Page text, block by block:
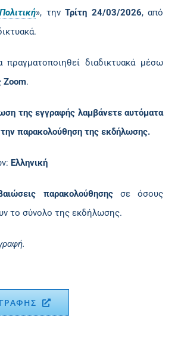
», τηνΤρίτη 24/03/2026, από
διαδικτυακά μέσω
Zoom.
της εγγραφής λαμβάνετε αυτόματα
παρακολούθηση της εκδήλωσης.
Ελληνική
παρακολούθησηςσε όσους
το σύνολο της εκδήλωσης.